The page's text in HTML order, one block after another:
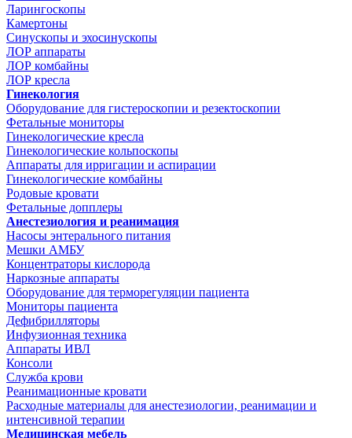
Ларингоскопы
Камертоны
Синускопы и эхосинускопы
ЛОР аппараты
ЛОР комбайны
ЛОР кресла
Гинекология
Оборудование для гистероскопии и резектоскопии
Фетальные мониторы
Гинекологические кресла
Гинекологические кольпоскопы
Аппараты для ирригации и аспирации
Гинекологические комбайны
Родовые кровати
Фетальные допплеры
Анестезиология и реанимация
Насосы энтерального питания
Мешки АМБУ
Концентраторы кислорода
Наркозные аппараты
Оборудование для терморегуляции пациента
Мониторы пациента
Дефибрилляторы
Инфузионная техника
Аппараты ИВЛ
Консоли
Служба крови
Реанимационные кровати
Расходные материалы для анестезиологии, реанимации и
интенсивной терапии
Медицинская мебель